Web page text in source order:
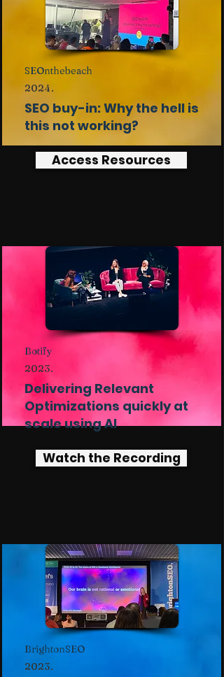
SEOnthebeach
2024.
SEO buy-in: Why the hell is
this not working?
Access Resources
Botify
2023.
Delivering Relevant
Optimizations quickly at
scale using AI
Watch the Recording
BrightonSEO
2023.